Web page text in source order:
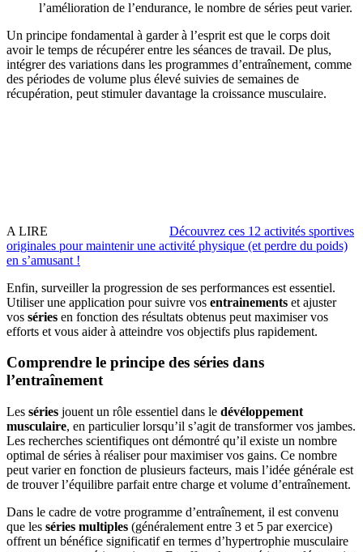
l’amélioration de l’endurance, le nombre de séries peut varier.
Un principe fondamental à garder à l’esprit est que le corps doit
avoir le temps de récupérer entre les séances de travail. De plus,
intégrer des variations dans les programmes d’entraînement, comme
des périodes de volume plus élevé suivies de semaines de
récupération, peut stimuler davantage la croissance musculaire.
A LIRE
Découvrez ces 12 activités sportives
originales pour maintenir une activité physique (et perdre du poids)
en sʼamusant !
Enfin, surveiller la progression de ses performances est essentiel.
Utiliser une application pour suivre vos entrainements et ajuster
vos séries en fonction des résultats obtenus peut maximiser vos
efforts et vous aider à atteindre vos objectifs plus rapidement.
Comprendre le principe des séries dans
l’entraînement
Les séries jouent un rôle essentiel dans le dévéloppement
musculaire, en particulier lorsqu’il s’agit de transformer vos jambes.
Les recherches scientifiques ont démontré qu’il existe un nombre
optimal de séries à réaliser pour maximiser vos gains. Ce nombre
peut varier en fonction de plusieurs facteurs, mais l’idée générale est
de trouver l’équilibre parfait entre charge et volume d’entraînement.
Dans le cadre de votre programme d’entraînement, il est convenu
que les séries multiples (généralement entre 3 et 5 par exercice)
offrent un bénéfice significatif en termes d’hypertrophie musculaire